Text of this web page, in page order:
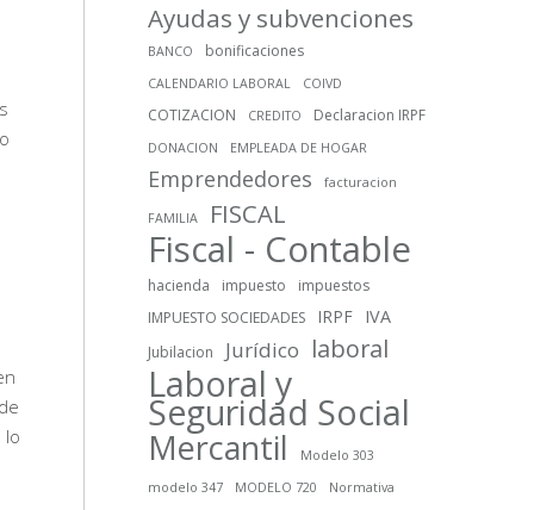
lo
Ayudas y subvenciones
BANCO bonificaciones
CALENDARIO LABORAL COIVD
COTIZACION CREDITO Declaracion IRPF
DONACION EMPLEADA DE HOGAR
Emprendedores facturacion
FAMILIA FISCAL
Fiscal - Contable
hacienda impuesto
impuestos
IMPUESTO SOCIEDADES
IRPF IVA
Jubilacion Jurídico laboral
Laboral y
Seguridad Social
Mercantil
Modelo 303
modelo 347
MODELO 720
Normativa